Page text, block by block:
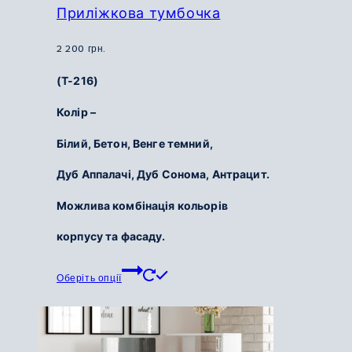
Приліжкова тумбочка
2 200 грн.
(Т-216)
Колір –
Білий, Бетон, Венге темний,
Дуб Аппалачі, Дуб Сонома, Антрацит.
Можлива комбінація кольорів
корпусу та фасаду.
Оберіть опції
Цей
має
варіантів.